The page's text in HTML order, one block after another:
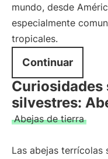
mundo, desde
especialmente
tropicales.
Continuar
Curiosidades
silvestres:
Abejas de tierra
Las abejas terrícolas